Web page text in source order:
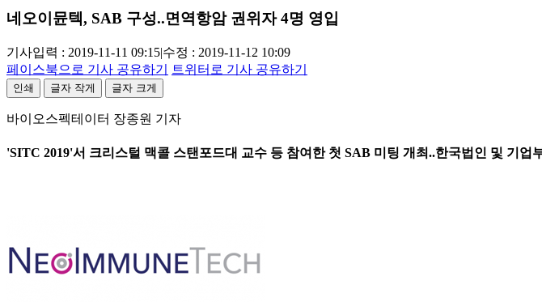
네오이뮨텍, SAB 구성..면역항암 권위자 4명 영입
기사입력 : 2019-11-11 09:15|수정 : 2019-11-12 10:09
페이스북으로 기사 공유하기
트위터로 기사 공유하기
인쇄 글자 작게 글자 크게
바이오스펙테이터 장종원 기자
'SITC 2019'서 크리스털 맥콜 스탠포드대 교수 등 참여한 첫 SAB 미팅 개최..한국법인 및 기업